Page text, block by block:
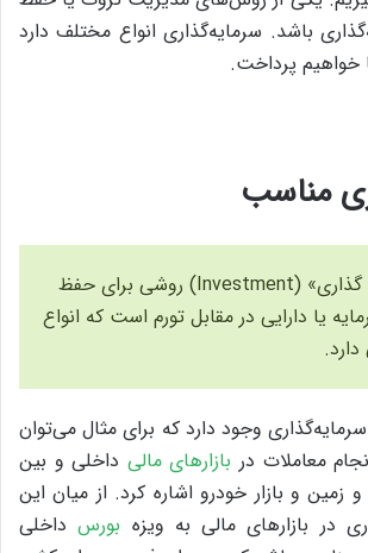
باشد. سرمایه‌گذاری انواع مختلف دارد
خواهیم پرداخت.
مناسب
«سرمایه گذاری» (Investment) روشی برای حفظ
یا دارایی در مقابل تورم است که انواع
دارد.
وجود دارد که برای مثال می‌توان
معاملات در بازارهای مالی داخلی و بین
و زمین و بازار خودرو اشاره کرد. از میان این
در بازارهای مالی به ویزه بورسداخلی